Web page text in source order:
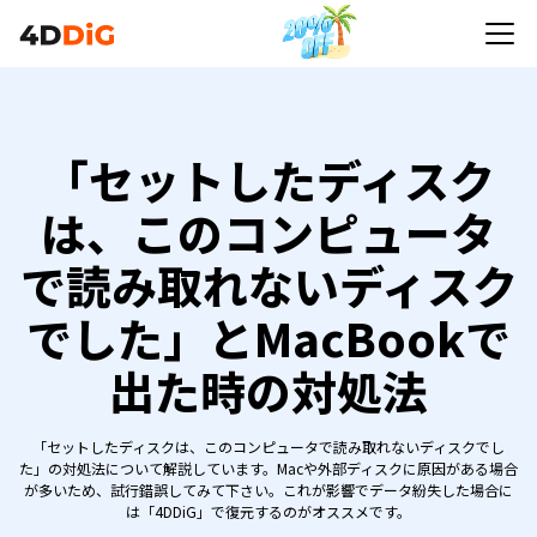
「セットしたディスク
は、このコンピュータ
で読み取れないディスク
でした」とMacBookで
出た時の対処法
「セットしたディスクは、このコンピュータで読み取れないディスクでし
た」の対処法について解説しています。Macや外部ディスクに原因がある場合
が多いため、試行錯誤してみて下さい。これが影響でデータ紛失した場合に
は「4DDiG」で復元するのがオススメです。